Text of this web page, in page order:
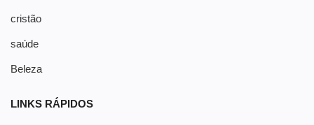
cristão
saúde
Beleza
LINKS RÁPIDOS